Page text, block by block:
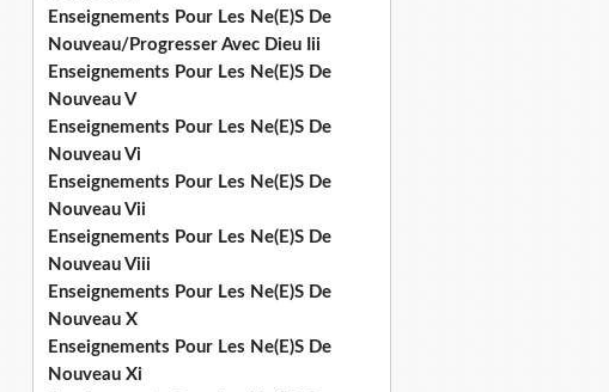
Enseignements Pour Les Ne(E)S De
Nouveau/Progresser Avec Dieu Iii
Enseignements Pour Les Ne(E)S De
Nouveau V
Enseignements Pour Les Ne(E)S De
Nouveau Vi
Enseignements Pour Les Ne(E)S De
Nouveau Vii
Enseignements Pour Les Ne(E)S De
Nouveau Viii
Enseignements Pour Les Ne(E)S De
Nouveau X
Enseignements Pour Les Ne(E)S De
Nouveau Xi